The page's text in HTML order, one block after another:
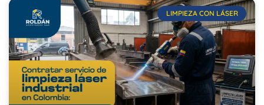
LIMPIEZA CON LÁSER